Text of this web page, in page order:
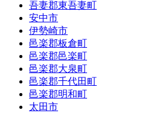
吾妻郡東吾妻町
安中市
伊勢崎市
邑楽郡板倉町
邑楽郡邑楽町
邑楽郡大泉町
邑楽郡千代田町
邑楽郡明和町
太田市